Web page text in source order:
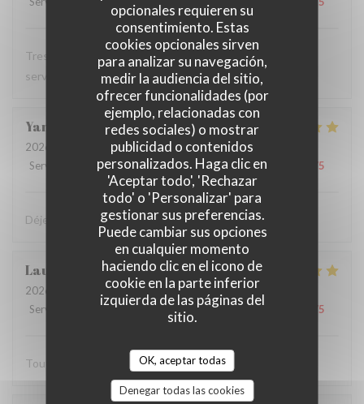
opcionales requieren su
consentimiento. Estas
cookies opcionales sirven
para analizar su navegación,
medir la audiencia del sitio,
ofrecer funcionalidades (por
ejemplo, relacionadas con
redes sociales) o mostrar
publicidad o contenidos
personalizados. Haga clic en
'Aceptar todo', 'Rechazar
todo' o 'Personalizar' para
gestionar sus preferencias.
Puede cambiar sus opciones
en cualquier momento
haciendo clic en el icono de
cookie en la parte inferior
izquierda de las páginas del
sitio.
OK, aceptar todas
Denegar todas las cookies
Tres bon restaurant, excellente cuisine et serveuse et
serveur au top
Yann
2026-07-28
- 12:15 - Invitados 2
Servicio
Ambiente: 5/5 Menú : 5/5 Calidad / Precio /5
Déjeuner très sympa et très bon dans la cour intérieure
Laurent
2026-07-27
- 12:15 - Invitados 2
Servicio
Ambiente : 5/5 Menú : 5/5 Calidad / Precio /5
Tout est parfait